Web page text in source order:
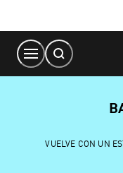
Content
VUELVE CON UN